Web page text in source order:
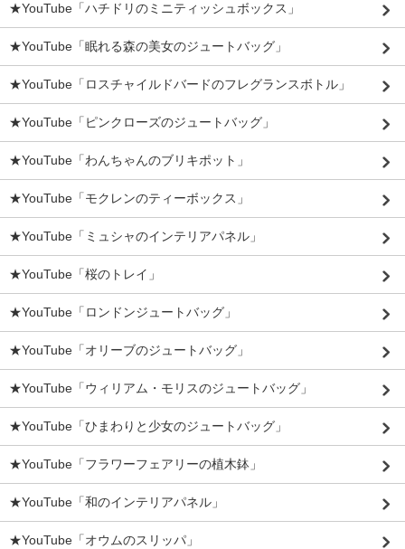
★YouTube「ハチドリのミニティッシュボックス」
★YouTube「眠れる森の美女のジュートバッグ」
★YouTube「ロスチャイルドバードのフレグランスボトル」
★YouTube「ピンクローズのジュートバッグ」
★YouTube「わんちゃんのブリキポット」
★YouTube「モクレンのティーボックス」
★YouTube「ミュシャのインテリアパネル」
★YouTube「桜のトレイ」
★YouTube「ロンドンジュートバッグ」
★YouTube「オリーブのジュートバッグ」
★YouTube「ウィリアム・モリスのジュートバッグ」
★YouTube「ひまわりと少女のジュートバッグ」
★YouTube「フラワーフェアリーの植木鉢」
★YouTube「和のインテリアパネル」
★YouTube「オウムのスリッパ」